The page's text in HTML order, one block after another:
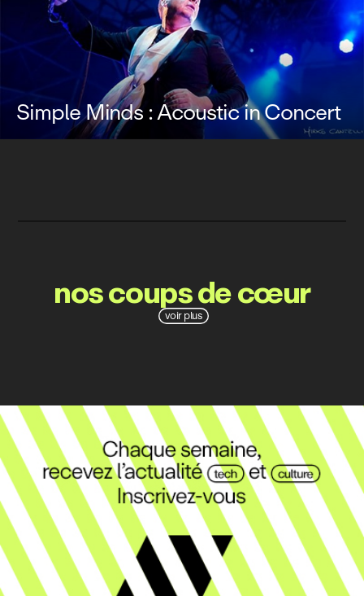
Simple Minds : Acoustic in Concert
voir plus
nos coups de cœur